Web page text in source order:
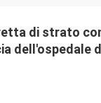
di strato
dell'ospedale